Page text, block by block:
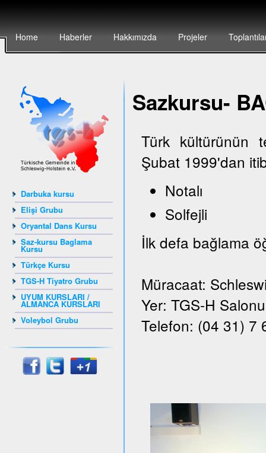
Home Haberler Hakkımızda Projeler
Darbuka kursu
Elişi Grubu
Oryantal Dans Kursu
Saz-kursu Baglama
Kursu
Türkçe Kursu
TGS-H Tiyatro Grubu
UYUM KURSLARI /
ALMANCA KURSLARI
Voleybol Grubu
Sazkursu-
Türk kültürünün
Şubat 1999'dan
Notalı
Solfejli
İlk defa bağlama
Müracaat:
Yer: TGS-H
Telefon: (04 31) 7